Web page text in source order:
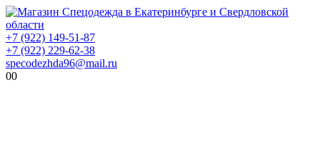
+7 (922) 149-51-87
+7 (922) 229-62-38
specodezhda96@mail.ru
00